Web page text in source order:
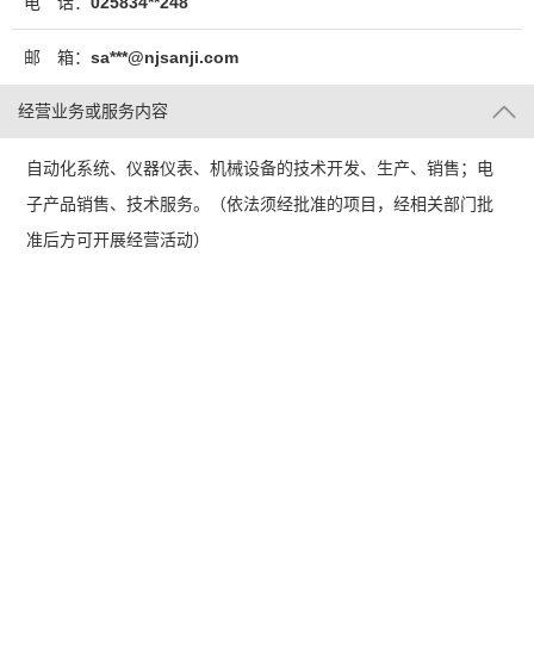
邮 箱： sa***@njsanji.com
经营业务或服务内容
自动化系统、仪器仪表、机械设备的技术开发、生产、销售；电
子产品销售、技术服务。（依法须经批准的项目，经相关部门批
准后方可开展经营活动）